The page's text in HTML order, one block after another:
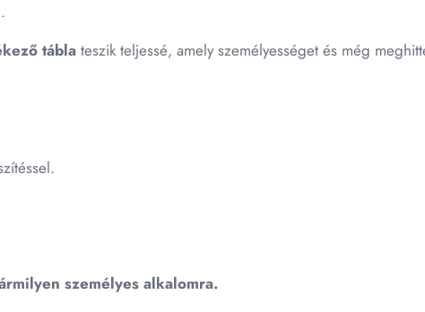
tábla teszik teljessé, amely személyességet és még
személyes alkalomra.